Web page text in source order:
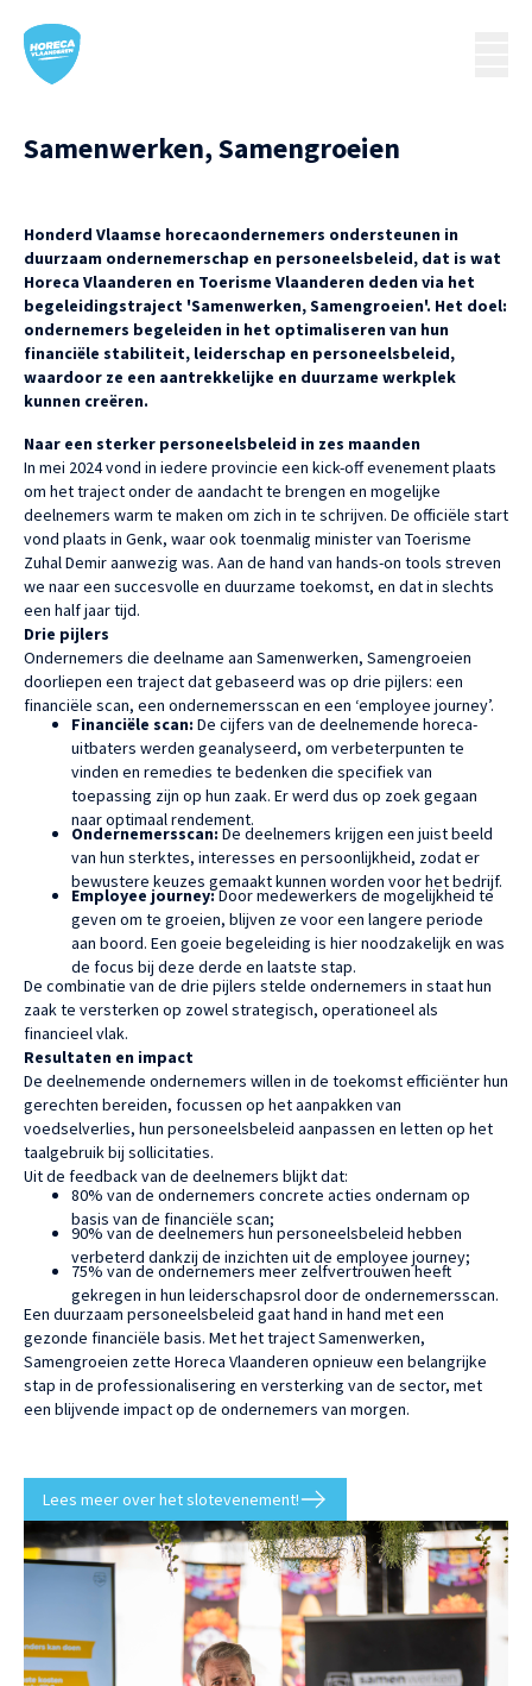
Samenwerken, Samengroeien
Honderd Vlaamse horecaondernemers ondersteunen in
duurzaam ondernemerschap en personeelsbeleid, dat is wat
Horeca Vlaanderen en Toerisme Vlaanderen deden via het
begeleidingstraject 'Samenwerken, Samengroeien'. Het doel:
ondernemers begeleiden in het optimaliseren van hun
financiële stabiliteit, leiderschap en personeelsbeleid,
waardoor ze een aantrekkelijke en duurzame werkplek
kunnen creëren.
Naar een sterker personeelsbeleid in zes maanden
In mei 2024 vond in iedere provincie een kick-off evenement plaats
om het traject onder de aandacht te brengen en mogelijke
deelnemers warm te maken om zich in te schrijven. De officiële start
vond plaats in Genk, waar ook toenmalig minister van Toerisme
Zuhal Demir aanwezig was. Aan de hand van hands-on tools streven
we naar een succesvolle en duurzame toekomst, en dat in slechts
een half jaar tijd.
Drie pijlers
Ondernemers die deelname aan Samenwerken, Samengroeien
doorliepen een traject dat gebaseerd was op drie pijlers: een
financiële scan, een ondernemersscan en een ‘employee journey’.
Financiële scan: De cijfers van de deelnemende horeca-
uitbaters werden geanalyseerd, om verbeterpunten te
vinden en remedies te bedenken die specifiek van
toepassing zijn op hun zaak. Er werd dus op zoek gegaan
naar optimaal rendement.
Ondernemersscan: De deelnemers krijgen een juist beeld
van hun sterktes, interesses en persoonlijkheid, zodat er
bewustere keuzes gemaakt kunnen worden voor het bedrijf.
Employee journey:Door medewerkers de mogelijkheid te
geven om te groeien, blijven ze voor een langere periode
aan boord. Een goeie begeleiding is hier noodzakelijk en was
de focus bij deze derde en laatste stap.
De combinatie van de drie pijlers stelde ondernemers in staat hun
zaak te versterken op zowel strategisch, operationeel als
financieel vlak.
Resultaten en impact
De deelnemende ondernemers willen in de toekomst efficiënter hun
gerechten bereiden, focussen op het aanpakken van
voedselverlies, hun personeelsbeleid aanpassen en letten op het
taalgebruik bij sollicitaties.
Uit de feedback van de deelnemers blijkt dat:
80% van de ondernemers concrete acties ondernam op
basis van de financiële scan;
90% van de deelnemers hun personeelsbeleid hebben
verbeterd dankzij de inzichten uit de employee journey;
75% van de ondernemers meer zelfvertrouwen heeft
gekregen in hun leiderschapsrol door de ondernemersscan.
Een duurzaam personeelsbeleid gaat hand in hand met een
gezonde financiële basis. Met het traject Samenwerken,
Samengroeien zette Horeca Vlaanderen opnieuw een belangrijke
stap in de professionalisering en versterking van de sector, met
een blijvende impact op de ondernemers van morgen.
Lees meer over het slotevenement!